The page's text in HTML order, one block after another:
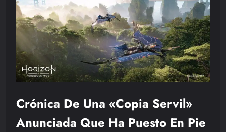
Crónica De Una «copia Servil»
Anunciada Que Ha Puesto En Pie